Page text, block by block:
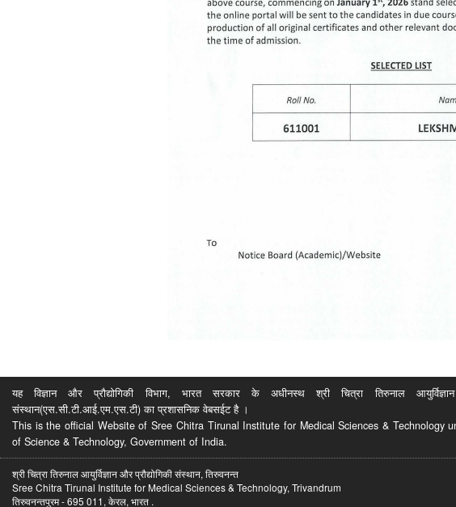
यह विज्ञान और प्रौद्योगिकी विभाग, भारत सरकार के अधीनस्थ श्री चित्रा तिरुनाल आयुर्विज्ञान
संस्थान(एस.सी.टी.आई.एम.एस.टी) का प्रशासनिक वेबसईट है ।
This is the official Website of Sree Chitra Tirunal Institute for Medical Sciences & Technology
of Science & Technology, Government of India.
श्री चित्रा तिरुनाल आयुर्विज्ञान और प्रौद्योगिकी संस्थान, तिरुवनन्त
Sree Chitra Tirunal Institute for Medical Sciences & Technology, Trivandrum
तिरुवनन्तपुरम - 695 011, केरल, भारत .